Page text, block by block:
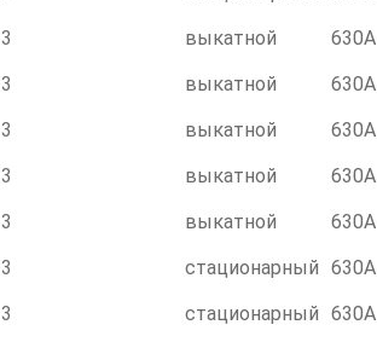
3 выкатной 630А
3 выкатной 630А
3 выкатной 630А
3 выкатной 630А
3 выкатной 630А
3 стационарный 630А
3 стационарный 630А